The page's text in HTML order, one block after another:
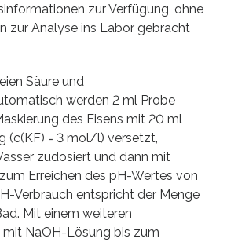
zur Verfügung, ohne
zur Analyse ins Labor gebracht
Säure und
werden 2 ml Probe
des Eisens mit 20 ml
(c(KF) = 3 mol/l) versetzt,
zudosiert und dann mit
Erreichen des pH-Wertes von
Verbrauch entspricht der Menge
Mit einem weiteren
NaOH-Lösung bis zum